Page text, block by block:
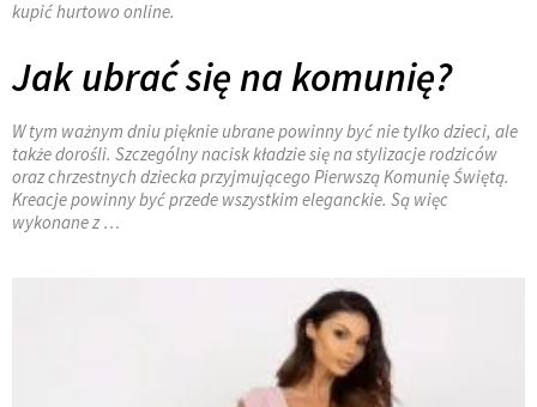
kupić hurtowo online.
Jak ubrać się na komunię?
W tym ważnym dniu pięknie ubrane powinny być nie tylko dzieci, ale
także dorośli. Szczególny nacisk kładzie się na stylizacje rodziców
oraz chrzestnych dziecka przyjmującego Pierwszą Komunię Świętą.
Kreacje powinny być przede wszystkim eleganckie. Są więc
wykonane z …